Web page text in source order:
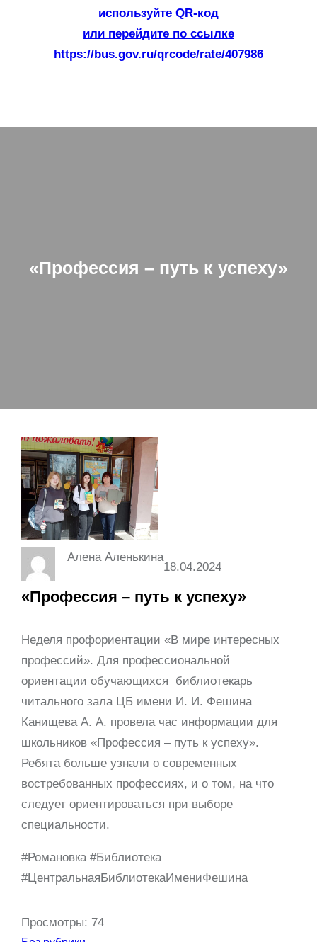
используйте QR-код
или перейдите по ссылке
https://bus.gov.ru/qrcode/rate/407986
«Профессия – путь к успеху»
Алена Аленькина
18.04.2024
«Профессия – путь к успеху»
Неделя профориентации «В мире интересных
профессий». Для профессиональной
ориентации обучающихся библиотекарь
читального зала ЦБ имени И. И. Фешина
Канищева А. А. провела час информации для
школьников «Профессия – путь к успеху».
Ребята больше узнали о современных
востребованных профессиях, и о том, на что
следует ориентироваться при выборе
специальности.
#Романовка #Библиотека
#ЦентральнаяБиблиотекаИмениФешина
Просмотры: 74